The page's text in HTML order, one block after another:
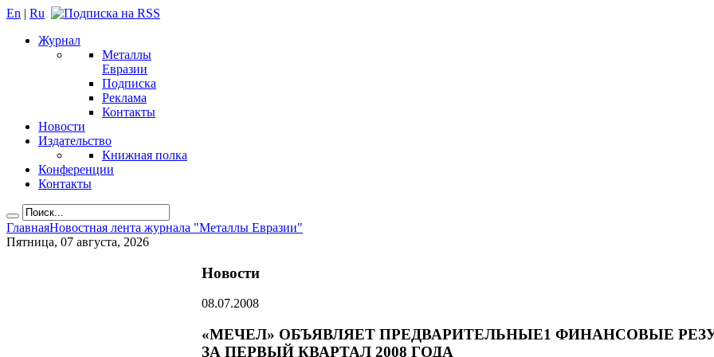
En | Ru
Журнал
Металлы
Евразии
Подписка
Реклама
Контакты
Новости
Издательство
Книжная полка
Конференции
Контакты
ГлавнаяНовостная лента журнала "Металлы Евразии"
Пятница, 07 августа, 2026
Новости
08.07.2008
«МЕЧЕЛ» ОБЪЯВЛЯЕТ ПРЕДВАРИТЕЛЬНЫЕ1 ФИНАНСОВЫЕ
ЗА ПЕРВЫЙ КВАРТАЛ 2008 ГОДА